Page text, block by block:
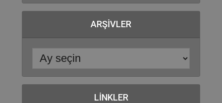
ARŞIVLER
LINKLER